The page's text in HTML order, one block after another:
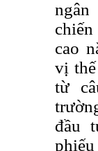
cao
vị
từ
đầu